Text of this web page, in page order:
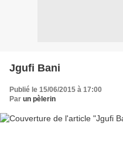
Jgufi Bani
Publié le 15/06/2015 à 17:00
Par un pèlerin